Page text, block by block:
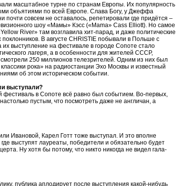
масштабное турне по странам Европы. Их популярность
объятиями по всей Европе. Слава Богу, у Джеффа
совсем не оставалось, репетировали где придётся –
шоу «Мамы» Кэсс («Mama» Cass Elliott). Но самое
River» там возглавила хит-парад, и даже политические
В августе CHRISTIE побывали в Польше с
выступление на фестивале в городе Сопоте стало
лагеря, а в особенности для жителей СССР,
250 миллионов телезрителей. Одним из них был
рока» на радиостанции Эхо Москвы и известный
об этом историческом событии.
выступали?
в Сопоте всё равно был событием. Во-первых,
пустым, что посмотреть даже не англичан, а
Ивановой, Карел Готт тоже выступал. И это вполне
выступят лауреаты, победители и обязательно будет
Ну хотя бы потому, что никто никогда не видел гала-
публика аплодирует после выступления какой-нибудь